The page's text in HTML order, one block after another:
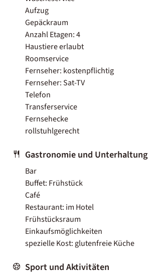
Aufzug
Gepäckraum
Anzahl Etagen: 4
Haustiere erlaubt
Roomservice
Fernseher: kostenpflichtig
Fernseher: Sat-TV
Telefon
Transferservice
Fernsehecke
rollstuhlgerecht
Gastronomie und Unterhaltung
Bar
Buffet: Frühstück
Café
Restaurant: im Hotel
Frühstücksraum
Einkaufsmöglichkeiten
spezielle Kost: glutenfreie Küche
Sport und Aktivitäten